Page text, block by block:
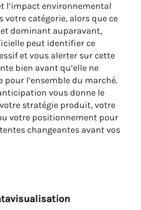
l’impact environnemental
votre catégorie, alors que ce
dominant auparavant,
peut identifier ce
et vous alerter sur cette
bien avant qu’elle ne
pour l’ensemble du marché.
vous donne le
stratégie produit, votre
votre positionnement pour
changeantes avant vos